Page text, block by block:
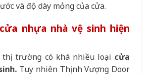
và độ dày mỏng của cửa.
nhựa nhà vệ sinh hiện
thị trường có khá nhiều loại cửa
Tuy nhiên Thịnh Vượng Door